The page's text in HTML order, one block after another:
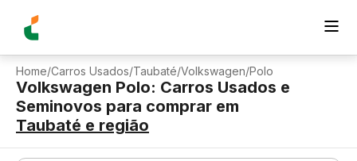
Home/Carros Usados/Taubaté/Volkswagen/Polo
Volkswagen Polo: Carros Usados e
Seminovos para comprar em
Taubaté e região